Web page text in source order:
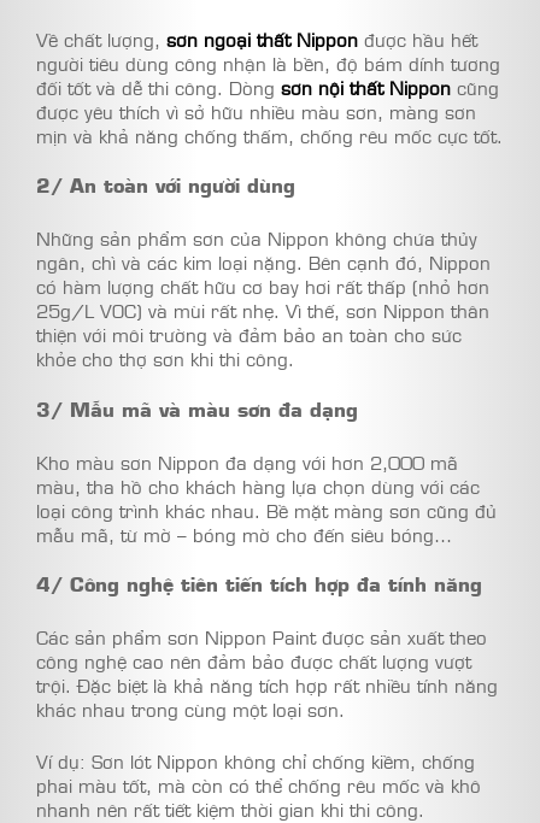
Về chất lượng, sơn ngoại thất Nippon được hầu hết
người tiêu dùng công nhận là bền, độ bám dính tương
đối tốt và dễ thi công. Dòng sơn nội thất Nippon cũng
được yêu thích vì sở hữu nhiều màu sơn, màng sơn
mịn và khả năng chống thấm, chống rêu mốc cực tốt.
2/ An toàn với người dùng
Những sản phẩm sơn của Nippon không chứa thủy
ngân, chì và các kim loại nặng. Bên cạnh đó, Nippon
có hàm lượng chất hữu cơ bay hơi rất thấp (nhỏ hơn
25g/L VOC) và mùi rất nhẹ. Vì thế, sơn Nippon thân
thiện với môi trường và đảm bảo an toàn cho sức
khỏe cho thợ sơn khi thi công.
3/ Mẫu mã và màu sơn đa dạng
Kho màu sơn Nippon đa dạng với hơn 2,000 mã
màu, tha hồ cho khách hàng lựa chọn dùng với các
loại công trình khác nhau. Bề mặt màng sơn cũng đủ
mẫu mã, từ mờ – bóng mờ cho đến siêu bóng…
4/ Công nghệ tiên tiến tích hợp đa tính năng
Các sản phẩm sơn Nippon Paint được sản xuất theo
công nghệ cao nên đảm bảo được chất lượng vượt
trội. Đặc biệt là khả năng tích hợp rất nhiều tính năng
khác nhau trong cùng một loại sơn.
Ví dụ: Sơn lót Nippon không chỉ chống kiềm, chống
phai màu tốt, mà còn có thể chống rêu mốc và khô
nhanh nên rất tiết kiệm thời gian khi thi công.